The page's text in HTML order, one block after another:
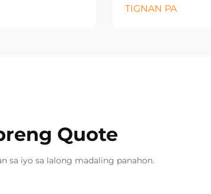
TIGNAN PA
Quote
sa iyo sa lalong madaling panahon.